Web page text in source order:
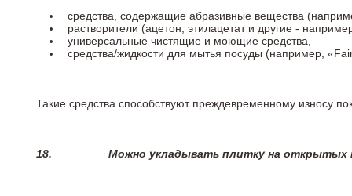
средства, содержащие абразивные вещества
растворители (ацетон, этилацетат и другие -
универсальные чистящие и моющие средства,
средства/жидкости для мытья посуды (например,
Такие средства способствуют преждевременному износу
18. Можно укладывать плитку на открытых